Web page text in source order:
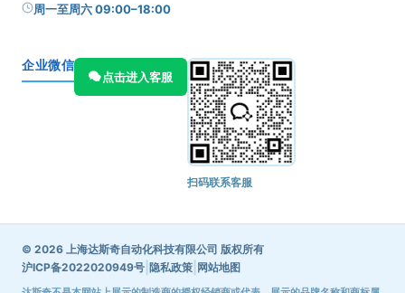
周一至周六 09:00–18:00
企业微信
点击进入客服
扫码联系客服
© 2026 上海达斯奇自动化科技有限公司 版权所有
沪ICP备2022020949号 隐私政策 网站地图